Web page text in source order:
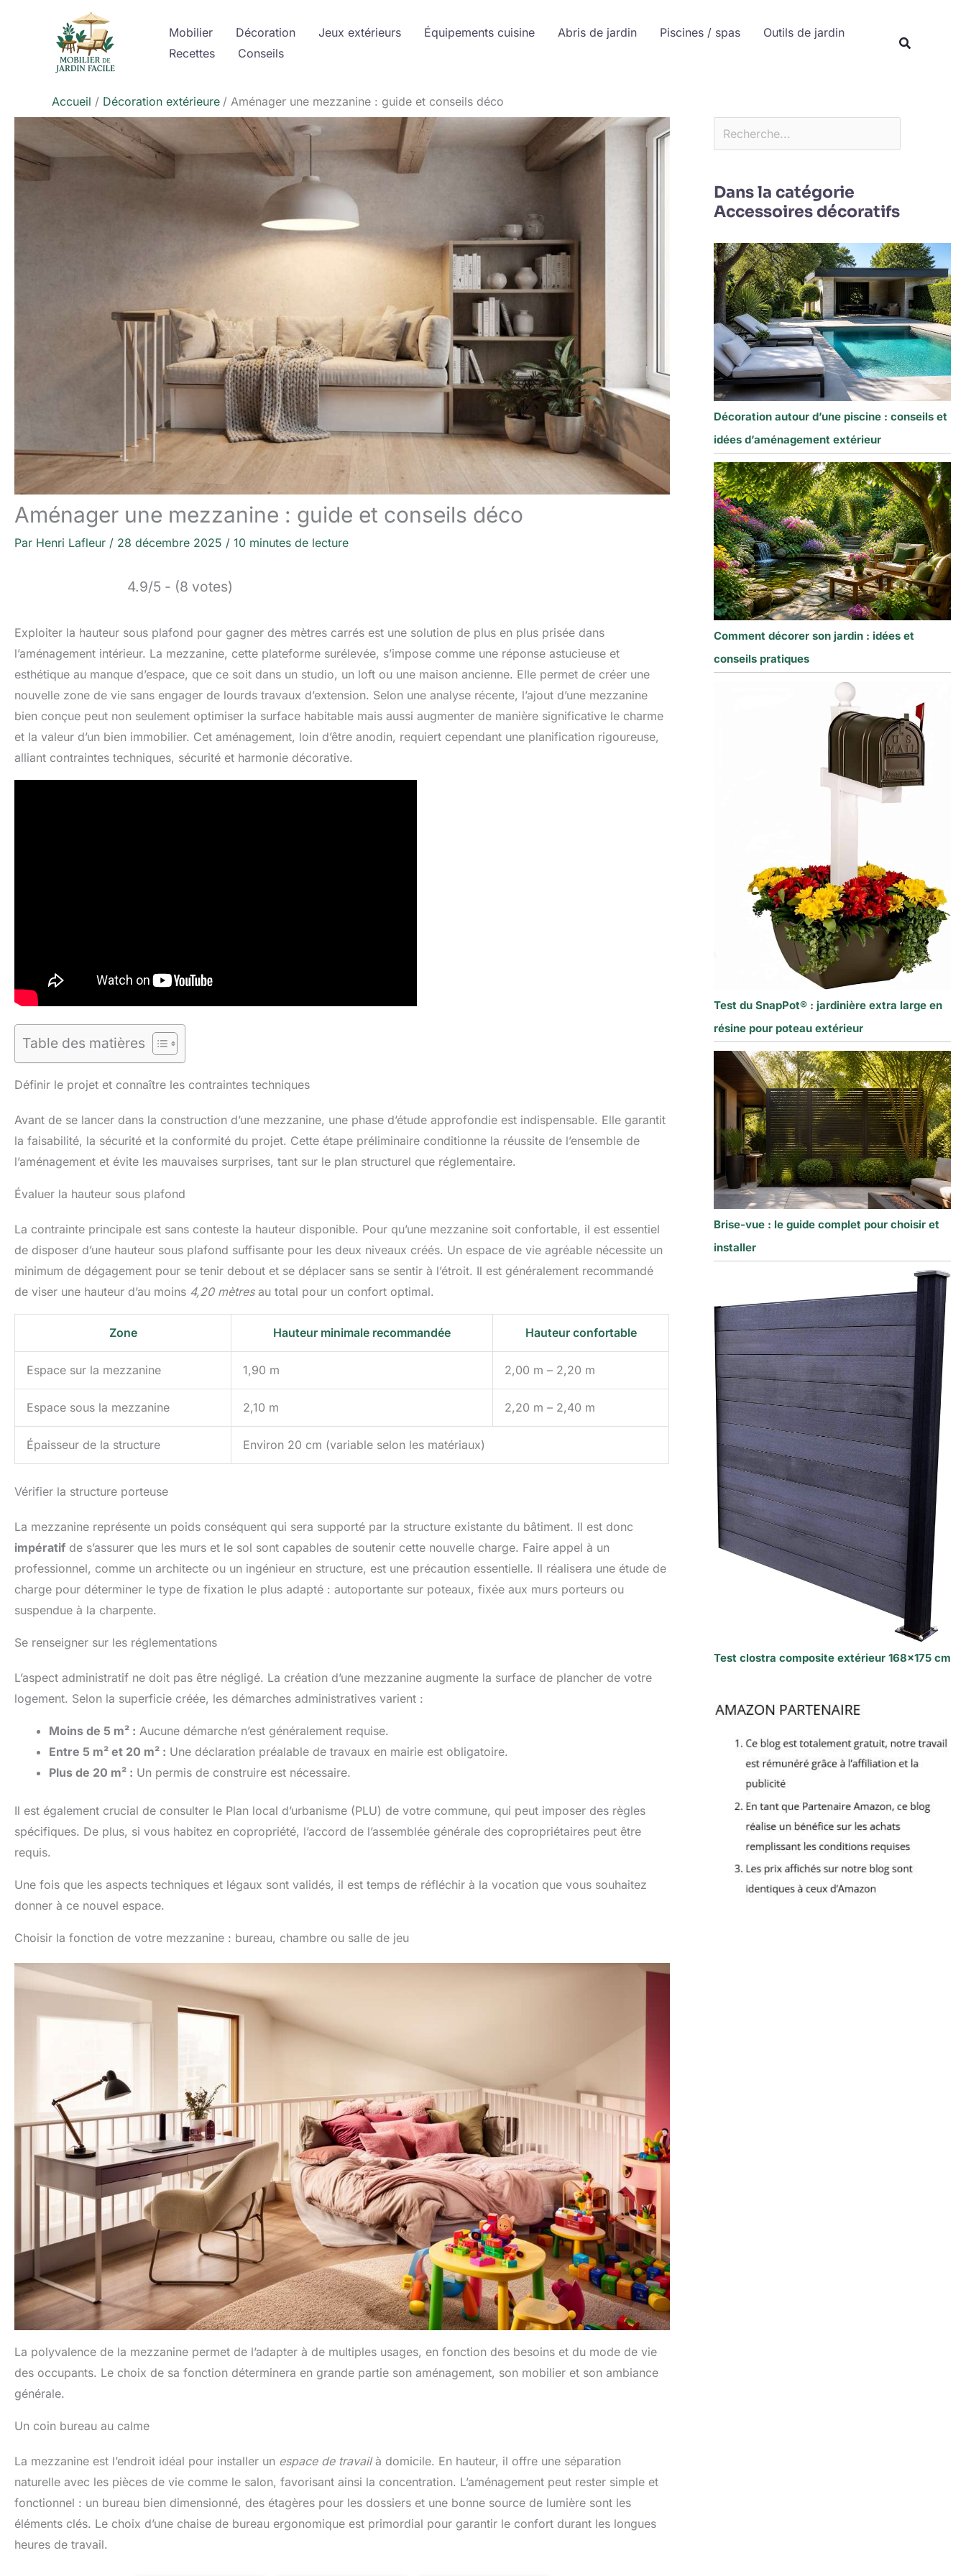
Mobilier Décoration Jeux extérieurs Équipements cuisine Abris de jardin Piscines / spas
Outils de jardin
Recettes
Conseils
Accueil Décoration extérieure Aménager une mezzanine : guide et conseils déco
Aménager une mezzanine : guide et conseils déco
Par Henri Lafleur / 28 décembre 2025 / 10 minutes de lecture
4.9/5 - (8 votes)
Exploiter la hauteur sous plafond pour gagner des mètres carrés est une solution de plus en plus prisée dans
l’aménagement intérieur. La mezzanine, cette plateforme surélevée, s’impose comme une réponse astucieuse et
esthétique au manque d’espace, que ce soit dans un studio, un loft ou une maison ancienne. Elle permet de créer une
nouvelle zone de vie sans engager de lourds travaux d’extension. Selon une analyse récente, l’ajout d’une mezzanine
bien conçue peut non seulement optimiser la surface habitable mais aussi augmenter de manière significative le charme
et la valeur d’un bien immobilier. Cet aménagement, loin d’être anodin, requiert cependant une planification rigoureuse,
alliant contraintes techniques, sécurité et harmonie décorative.
Table des matières
Définir le projet et connaître les contraintes techniques
Avant de se lancer dans la construction d’une mezzanine, une phase d’étude approfondie est indispensable. Elle garantit
la faisabilité, la sécurité et la conformité du projet. Cette étape préliminaire conditionne la réussite de l’ensemble de
l’aménagement et évite les mauvaises surprises, tant sur le plan structurel que réglementaire.
Évaluer la hauteur sous plafond
La contrainte principale est sans conteste la hauteur disponible. Pour qu’une mezzanine soit confortable, il est essentiel
de disposer d’une hauteur sous plafond suffisante pour les deux niveaux créés. Un espace de vie agréable nécessite un
minimum de dégagement pour se tenir debout et se déplacer sans se sentir à l’étroit. Il est généralement recommandé
de viser une hauteur d’au moins 4,20 mètresau total pour un confort optimal.
Zone Hauteur minimale recommandée Hauteur confortable
Espace sur la mezzanine 1,90 m 2,00 m – 2,20 m
Espace sous la mezzanine 2,10 m 2,20 m – 2,40 m
Épaisseur de la structure Environ 20 cm (variable selon les matériaux)
Vérifier la structure porteuse
La mezzanine représente un poids conséquent qui sera supporté par la structure existante du bâtiment. Il est donc
impératif de s’assurer que les murs et le sol sont capables de soutenir cette nouvelle charge. Faire appel à un
professionnel, comme un architecte ou un ingénieur en structure, est une précaution essentielle. Il réalisera une étude de
charge pour déterminer le type de fixation le plus adapté : autoportante sur poteaux, fixée aux murs porteurs ou
suspendue à la charpente.
Se renseigner sur les réglementations
L’aspect administratif ne doit pas être négligé. La création d’une mezzanine augmente la surface de plancher de votre
logement. Selon la superficie créée, les démarches administratives varient :
Moins de 5 m² : Aucune démarche n’est généralement requise.
Entre 5 m² et 20 m² : Une déclaration préalable de travaux en mairie est obligatoire.
Plus de 20 m² : Un permis de construire est nécessaire.
Il est également crucial de consulter le Plan local d’urbanisme (PLU) de votre commune, qui peut imposer des règles
spécifiques. De plus, si vous habitez en copropriété, l’accord de l’assemblée générale des copropriétaires peut être
requis.
Une fois que les aspects techniques et légaux sont validés, il est temps de réfléchir à la vocation que vous souhaitez
donner à ce nouvel espace.
Choisir la fonction de votre mezzanine : bureau, chambre ou salle de jeu
La polyvalence de la mezzanine permet de l’adapter à de multiples usages, en fonction des besoins et du mode de vie
des occupants. Le choix de sa fonction déterminera en grande partie son aménagement, son mobilier et son ambiance
générale.
Un coin bureau au calme
La mezzanine est l’endroit idéal pour installer un espace de travailà domicile. En hauteur, il offre une séparation
naturelle avec les pièces de vie comme le salon, favorisant ainsi la concentration. L’aménagement peut rester simple et
fonctionnel : un bureau bien dimensionné, des étagères pour les dossiers et une bonne source de lumière sont les
éléments clés. Le choix d’une chaise de bureau ergonomique est primordial pour garantir le confort durant les longues
heures de travail.
Dans la catégorie
Accessoires décoratifs
Décoration autour d’une piscine : conseils et
idées d’aménagement extérieur
Comment décorer son jardin : idées et
conseils pratiques
Test du SnapPot® : jardinière extra large en
résine pour poteau extérieur
Brise-vue : le guide complet pour choisir et
installer
Test clostra composite extérieur 168×175 cm